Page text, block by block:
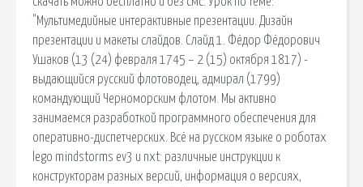
"Мультимедийные интерактивные презентации. Дизайн
презентации и макеты слайдов. Слайд 1. Фёдор Фёдорович
Ушаков (13 (24) февраля 1745 – 2 (15) октября 1817) -
выдающийся русский флотоводец, адмирал (1799)
командующий Черноморским флотом. Мы активно
занимаемся разработкой программного обеспечения для
оперативно-диспетчерских. Всё на русском языке о роботах
lego mindstorms ev3 и nxt: различные инструкции к
конструкторам разных версий, информация о версиях,